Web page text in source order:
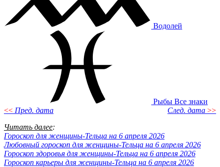
Водолей
Рыбы Все знаки
<< Пред. дата След. дата >>
Читать далее:
Гороскоп для женщины-Тельца на 6 апреля 2026
Любовный гороскоп для женщины-Тельца на 6 апреля 2026
Гороскоп здоровья для женщины-Тельца на 6 апреля 2026
Гороскоп карьеры для женщины-Тельца на 6 апреля 2026